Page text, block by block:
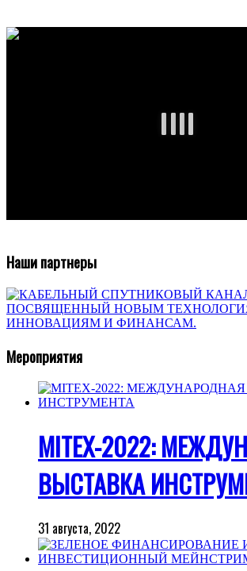
Наши партнеры
Мероприятия
MITEX-2022:
ВЫСТАВКА
31 августа, 2022